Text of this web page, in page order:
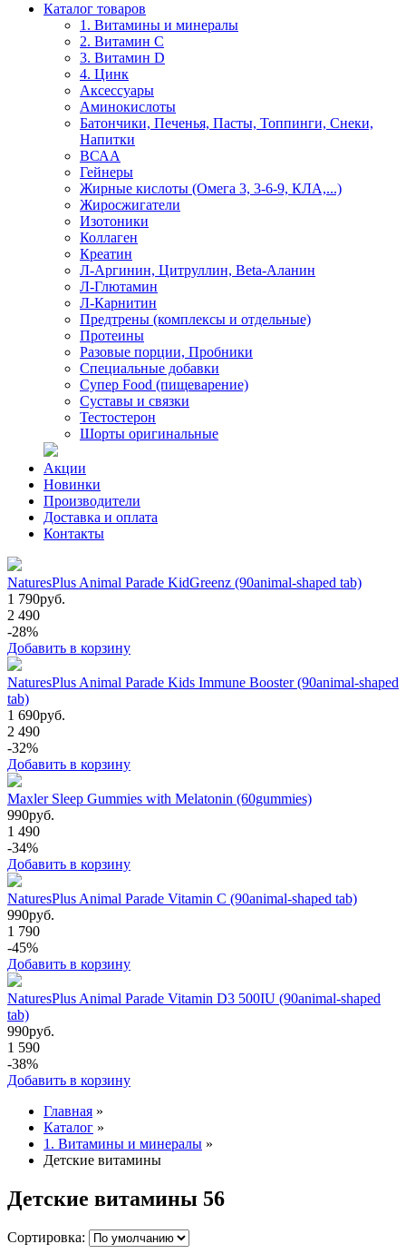
Каталог товаров
1. Витамины и минералы
2. Витамин С
3. Витамин D
4. Цинк
Аксессуары
Аминокислоты
Батончики, Печенья, Пасты, Топпинги, Снеки,
Напитки
ВСАА
Гейнеры
Жирные кислоты (Омега 3, 3-6-9, КЛА,...)
Жиросжигатели
Изотоники
Коллаген
Креатин
Л-Аргинин, Цитруллин, Beta-Аланин
Л-Глютамин
Л-Карнитин
Предтрены (комплексы и отдельные)
Протеины
Разовые порции, Пробники
Специальные добавки
Супер Food (пищеварение)
Суставы и связки
Тестостерон
Шорты оригинальные
Акции
Новинки
Производители
Доставка и оплата
Контакты
NaturesPlus Animal Parade KidGreenz (90animal-shaped tab)
1 790руб.
2 490
-28%
Добавить в корзину
NaturesPlus Animal Parade Kids Immune Booster (90animal-shaped
tab)
1 690руб.
2 490
-32%
Добавить в корзину
Maxler Sleep Gummies with Melatonin (60gummies)
990руб.
1 490
-34%
Добавить в корзину
NaturesPlus Animal Parade Vitamin C (90animal-shaped tab)
990руб.
1 790
-45%
Добавить в корзину
NaturesPlus Animal Parade Vitamin D3 500IU (90animal-shaped
tab)
990руб.
1 590
-38%
Добавить в корзину
Главная »
Каталог »
1. Витамины и минералы »
Детские витамины
Детские витамины 56
Сортировка: